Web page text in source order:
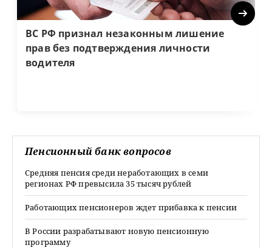
ВС РФ признал незаконным лишение
прав без подтверждения личности
водителя
Next
Пенсионный банк вопросов
Средняя пенсия среди неработающих в семи
регионах РФ превысила 35 тысяч рублей
Работающих пенсионеров ждет прибавка к пенсии
В России разрабатывают новую пенсионную
программу